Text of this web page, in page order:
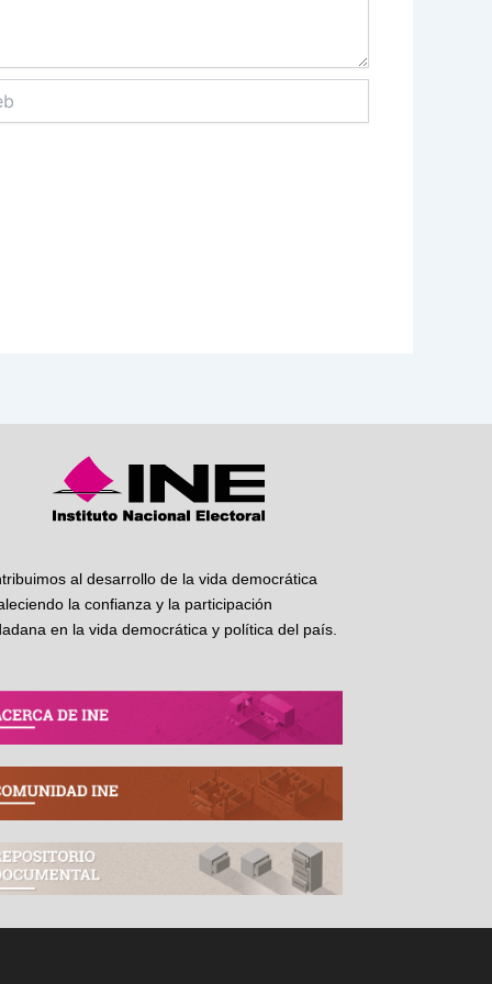
al desarrollo de la vida democrática
la confianza y la participación
en la vida democrática y política del país.